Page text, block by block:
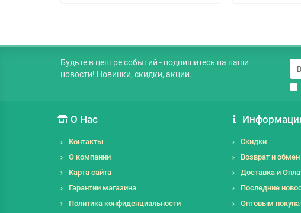
Будьте в центре событий - подпишитесь на наши
новости! Новинки, скидки, акции.
О Нас
Контакты
О компании
Карта сайта
Гарантии магазина
Политика конфиденциальности
Скидки
Возврат и обмен
Доставка и
Последние
Оптовым